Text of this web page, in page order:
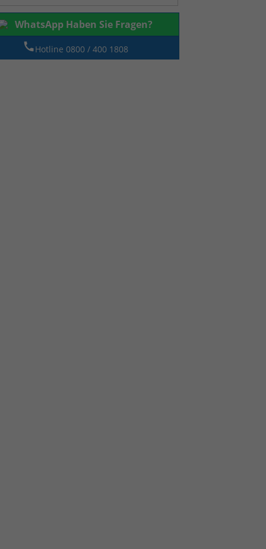
WhatsApp Haben Sie Fragen?
Hotline 0800 / 400 1808